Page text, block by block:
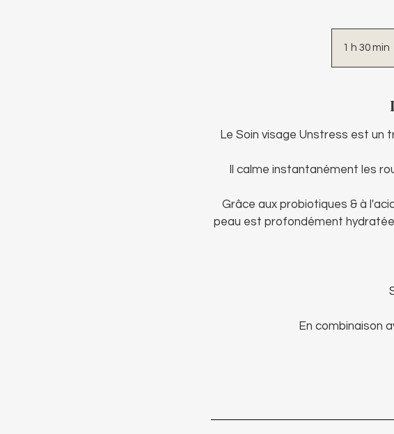
1 h 30 min
i
Le Soin visage Unstress est un
Il calme instantanément les
Grâce aux probiotiques & à
peau est profondément
En combinaison